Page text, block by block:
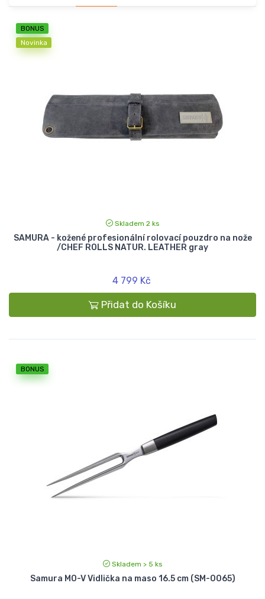
BONUS
Novinka
Skladem 2 ks
SAMURA - kožené profesionální rolovací pouzdro na nože
/CHEF ROLLS NATUR. LEATHER gray
4 799 Kč
Přidat do Košíku
BONUS
Skladem > 5 ks
Samura MO-V Vidlička na maso 16.5 cm (SM-0065)